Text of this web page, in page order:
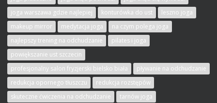
joga warszawa gdzie najlepiej
konturówka do ust
leszno joga
makeup mirror
medytacja joga
na czym polega joga
najlepszy trening na odchudzanie
pilates i joga
powiększanie ust szczecin
profesjonalny salon fryzjerski bielsko biała
pływanie na odchudzanie
redukcja opornego tłuszczu
redukcja rozstępów
skuteczne ćwiczenia na odchudzanie
tarnów joga